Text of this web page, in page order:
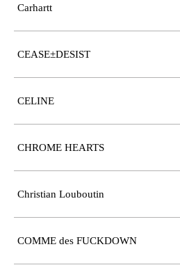
Carhartt
CEASE±DESIST
CELINE
CHROME HEARTS
Christian Louboutin
COMME des FUCKDOWN